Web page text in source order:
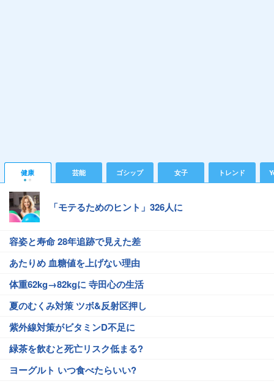
健康 芸能 ゴシップ 女子 トレンド
「モテるためのヒント」326人に
容姿と寿命 28年追跡で見えた差
あたりめ 血糖値を上げない理由
体重62kg→82kgに 寺田心の生活
夏のむくみ対策 ツボ&反射区押し
紫外線対策がビタミンD不足に
緑茶を飲むと死亡リスク低まる?
ヨーグルト いつ食べたらいい?